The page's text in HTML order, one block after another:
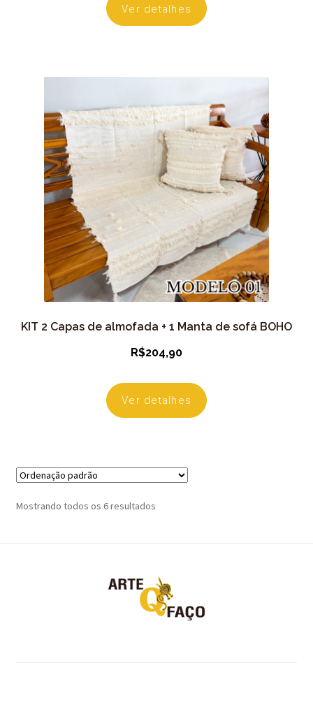
Ver detalhes
KIT 2 Capas de almofada + 1 Manta de sofá BOHO
R$204,90
Ver detalhes
Mostrando todos os 6 resultados